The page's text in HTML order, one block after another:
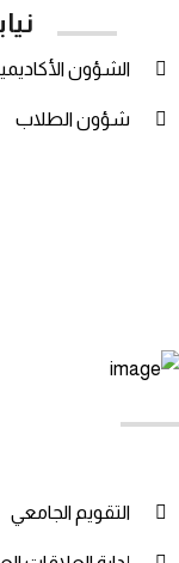
الشؤون
شؤون الطلاب
التقويم الجامعي